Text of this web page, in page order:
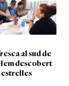
al sud de
descobert
estrelles